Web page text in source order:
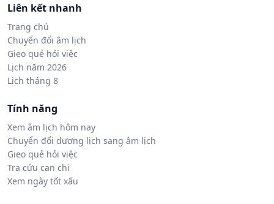
Liên kết nhanh
Trang chủ
Chuyển đổi âm lịch
Gieo quẻ hỏi việc
Lịch năm 2026
Lịch tháng 8
Tính năng
Xem âm lịch hôm nay
Chuyển đổi dương lịch sang âm lịch
Gieo quẻ hỏi việc
Tra cứu can chi
Xem ngày tốt xấu